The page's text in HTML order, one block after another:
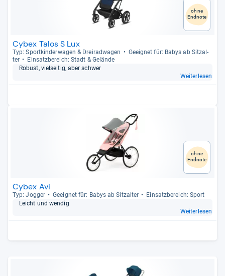
ohne
Endnote
Cybex Talos S Lux
Typ: Sport­kin­der­wa­gen & Drei­rad­wa­gen
Geeig­net für: Babys ab Sitz­al­
ter
Ein­satz­be­reich: Stadt & Gelände
Robust, viel­sei­tig, aber schwer
Weiterlesen
ohne
Endnote
Cybex Avi
Typ: Jog­ger Geeig­net für: Babys ab Sitz­al­ter
Ein­satz­be­reich: Sport
Leicht und wen­dig
Weiterlesen